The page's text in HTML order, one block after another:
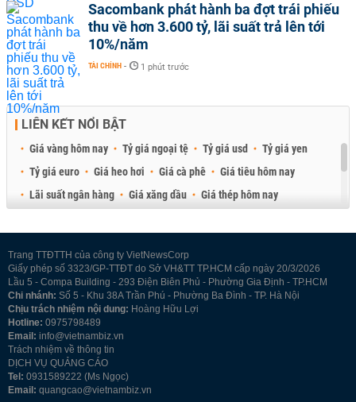
Sacombank phát hành ba đợt trái phiếu
thu về hơn 3.600 tỷ, lãi suất trả lên tới
10%/năm
TÀI CHÍNH - 1 phút trước
LIÊN KẾT NỔI BẬT
Giá vàng hôm nay Tỷ giá ngoại tệ Tỷ giá usd
Tỷ giá yen
Tỷ giá euro
Giá heo hơi Giá cà phê
Giá tiêu hôm nay
Lãi suất ngân hàng
Giá xăng dầu
Giá thép hôm nay
Trang TTĐTTH của công ty VietNewsCorp
Giấy phép số 3323/GP-TTĐT do Sở VH&TT TP.HCM cấp ngày 20/3/2026
Lầu 5 - Compa Building - 293 Điện Biên Phủ - Phường Gia Định - TP.HCM
Chi nhánh: Số 5 - Khu 38A Trần Phú - Phường Ba Đình - TP. Hà Nội
Chịu trách nhiệm nội dung: Hoàng Hữu Lợi
Hotline: 0975798489
Email: info@vietnambiz.vn
Trách nhiệm về thông tin
DỊCH VỤ QUẢNG CÁO
Tel: 0931589222 (Ms Ngọc)
Email: quangcao@vietnambiz.vn